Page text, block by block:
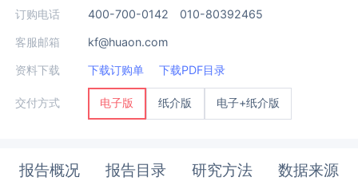
订购电话 400-700-0142 010-80392465
客服邮箱 kf@huaon.com
资料下载 下载订购单 下载PDF目录
交付方式 电子版 纸介版 电子+纸介版
报告概况 报告目录 研究方法 数据来源